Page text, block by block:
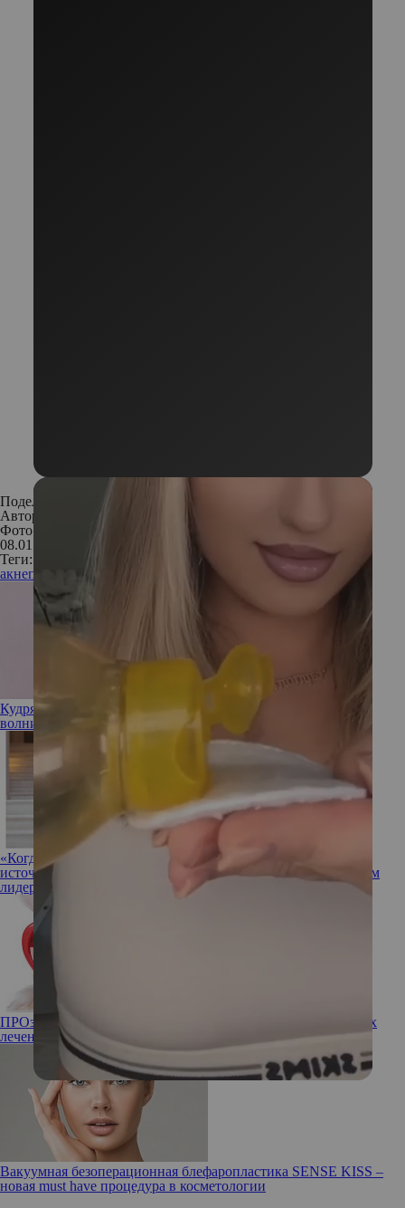
Поделиться:
Автор:
Екатерина Семенова
Фото: Istockphoto
08.01.2020
Теги:
акнепрыщи проблемы с кожей
Кудрявый метод: что делать, если у девушки от природы
волнистые волосы
«Когда женщина чувствует свою ценность, она становится
источником силы для всего мира»: Анна Рудакова о женском
лидерстве
ПРОзрение: основные болезни глаз и передовые способы их
лечения
Вакуумная безоперационная блефаропластика SENSE KISS –
новая must have процедура в косметологии